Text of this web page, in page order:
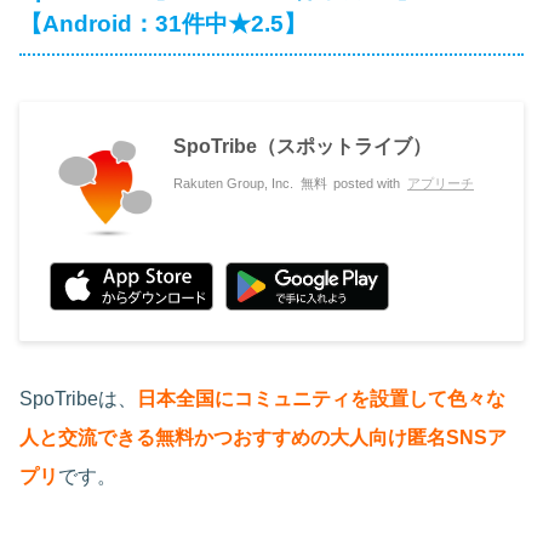
【Android：31件中★2.5】
SpoTribe（スポットライブ）
Rakuten Group, Inc. 無料 posted with アプリーチ
SpoTribeは、
日本全国にコミュニティを設置して色々な
人と交流できる無料かつおすすめの大人向け匿名SNSア
プリ です。